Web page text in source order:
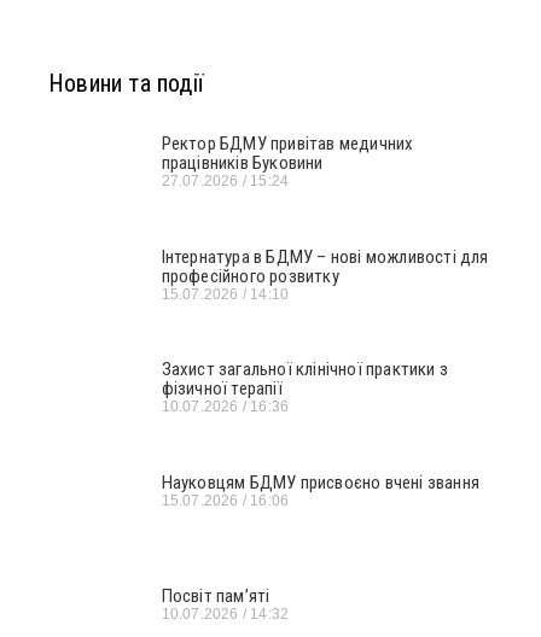
Новини та події
Ректор БДМУ привітав медичних
працівників Буковини
27.07.2026 15:24
Інтернатура в БДМУ – нові можливості для
професійного розвитку
15.07.2026 14:10
Захист загальної клінічної практики з
фізичної терапії
10.07.2026 16:36
Науковцям БДМУ присвоєно вчені звання
15.07.2026 16:06
Посвіт пам’яті
10.07.2026 14:32